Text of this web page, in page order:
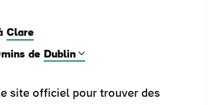
Clare
de
site officiel pour trouver des